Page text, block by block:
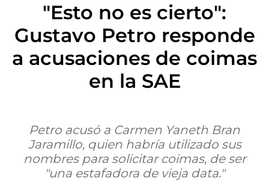
"Esto no es cierto":
Gustavo Petro responde
a acusaciones de coimas
en la SAE
Petro acusó a Carmen Yaneth Bran
Jaramillo, quien habría utilizado sus
nombres para solicitar coimas, de ser
"una estafadora de vieja data."